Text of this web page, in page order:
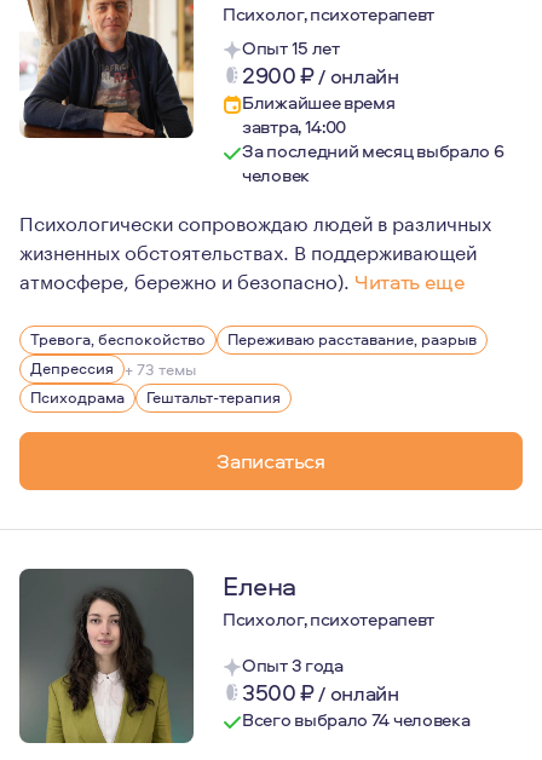
Психолог, психотерапевт
Опыт 15 лет
2900₽/ онлайн
Ближайшее время
завтра, 14:00
За последний месяц выбрало 6
человек
Психологически сопровождаю людей в различных
жизненных обстоятельствах. В поддерживающей
атмосфере, бережно и безопасно). Читать еще
В жизни часто возникает необходимость понять
Тревога, беспокойство
Переживаю расставание, разрыв
Депрессия + 73 темы
Психодрама
Гештальт-терапия
Записаться
Елена
Психолог, психотерапевт
Опыт 3 года
3500₽/ онлайн
Всего выбрало 74 человека